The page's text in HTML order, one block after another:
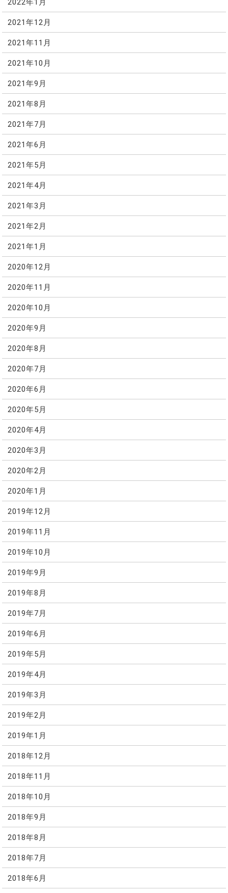
2022年1月
2021年12月
2021年11月
2021年10月
2021年9月
2021年8月
2021年7月
2021年6月
2021年5月
2021年4月
2021年3月
2021年2月
2021年1月
2020年12月
2020年11月
2020年10月
2020年9月
2020年8月
2020年7月
2020年6月
2020年5月
2020年4月
2020年3月
2020年2月
2020年1月
2019年12月
2019年11月
2019年10月
2019年9月
2019年8月
2019年7月
2019年6月
2019年5月
2019年4月
2019年3月
2019年2月
2019年1月
2018年12月
2018年11月
2018年10月
2018年9月
2018年8月
2018年7月
2018年6月